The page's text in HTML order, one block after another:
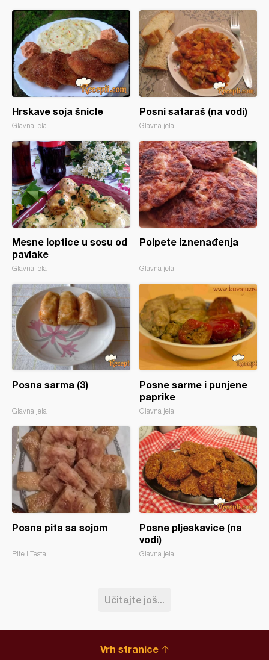
Hrskave soja šnicle
Glavna jela
Posni sataraš (na vodi)
Glavna jela
Mesne loptice u sosu od
pavlake
Glavna jela
Polpete iznenađenja
Glavna jela
Posna sarma (3)
Glavna jela
Posne sarme i punjene
paprike
Glavna jela
Posna pita sa sojom
Pite i Testa
Posne pljeskavice (na
vodi)
Glavna jela
Učitajte još...
Vrh stranice